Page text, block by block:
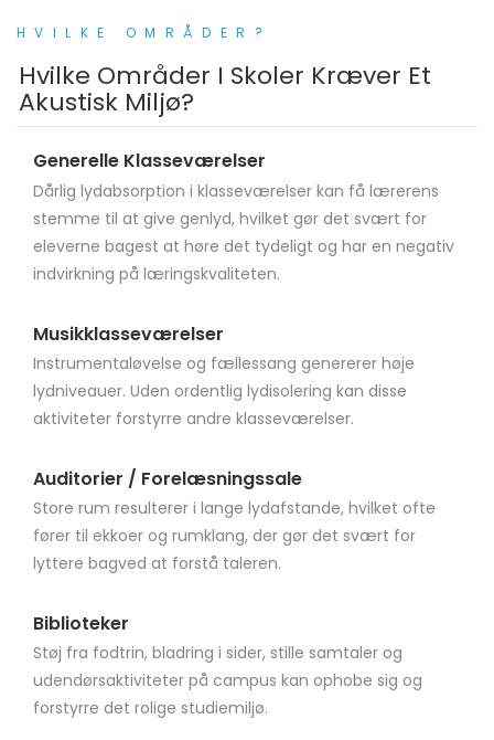
HVILKE OMRÅDER?
Hvilke Områder I Skoler Kræver Et
Akustisk Miljø?
Generelle Klasseværelser
Dårlig lydabsorption i klasseværelser kan få lærerens
stemme til at give genlyd, hvilket gør det svært for
eleverne bagest at høre det tydeligt og har en negativ
indvirkning på læringskvaliteten.
Musikklasseværelser
Instrumentaløvelse og fællessang genererer høje
lydniveauer. Uden ordentlig lydisolering kan disse
aktiviteter forstyrre andre klasseværelser.
Auditorier / Forelæsningssale
Store rum resulterer i lange lydafstande, hvilket ofte
fører til ekkoer og rumklang, der gør det svært for
lyttere bagved at forstå taleren.
Biblioteker
Støj fra fodtrin, bladring i sider, stille samtaler og
udendørsaktiviteter på campus kan ophobe sig og
forstyrre det rolige studiemiljø.